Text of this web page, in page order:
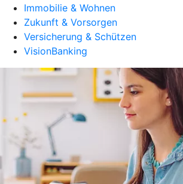
Immobilie & Wohnen
Zukunft & Vorsorgen
Versicherung & Schützen
VisionBanking